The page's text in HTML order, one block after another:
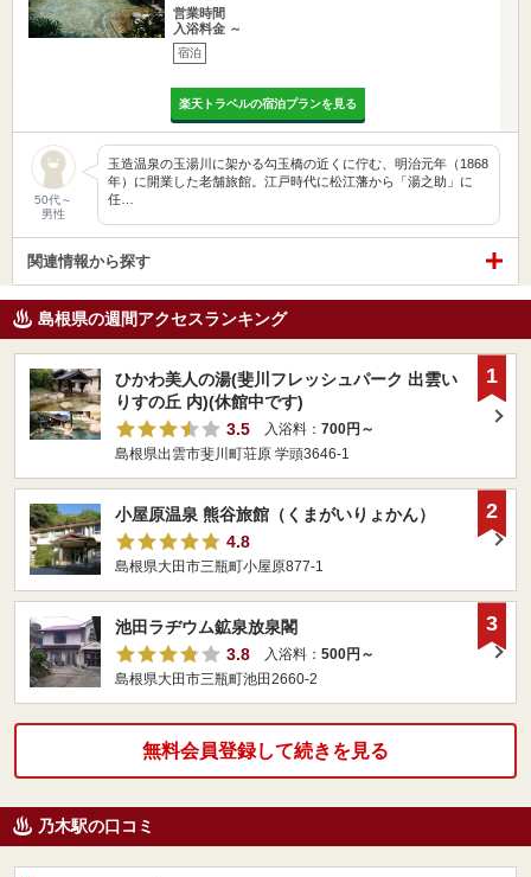
営業時間
入浴料金 ～
宿泊
楽天トラベルの宿泊プランを見る
50代～
男性
玉造温泉の玉湯川に架かる勾玉橋の近くに佇む、明治元年（1868
年）に開業した老舗旅館。江戸時代に松江藩から「湯之助」に
任…
関連情報から探す
島根県の週間アクセスランキング
ひかわ美人の湯(斐川フレッシュパーク 出雲い
りすの丘 内)(休館中です)
3.5
入浴料： 700円～
島根県出雲市斐川町荘原 学頭3646-1
1
小屋原温泉 熊谷旅館（くまがいりょかん）
4.8
島根県大田市三瓶町小屋原877-1
2
池田ラヂウム鉱泉放泉閣
3.8
入浴料： 500円～
島根県大田市三瓶町池田2660-2
3
無料会員登録して続きを見る
乃木駅の口コミ